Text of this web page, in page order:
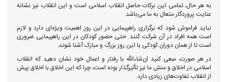
به هر حال، تمامی این برکات حاصل انقلاب اسلامی است و این انقلاب نیز نشانه
عنایت پروردگار متعال به ما می‌باشد.
نباید فراموش شود که برگزاری راهپیمایی در این روز اهمیت ویژه‌ای دارد و لازم
است همه افراد در آن شرکت کنند. حتی حضور کودکان در این راهپیمایی ضروری
است تا از همان دوران کودکی با این روز بزرگ و مبارک آشنا شوند.
در هر صورت، سعی کنید ان‌شاءالله با رفتار و اعمال خود نشان دهید که انقلاب
اسلامی در اخلاق و منش ما نیز تأثیرگذار بوده است، چرا که این اخلاق با اخلاق پیش
از انقلاب تفاوت‌های زیادی دارد.